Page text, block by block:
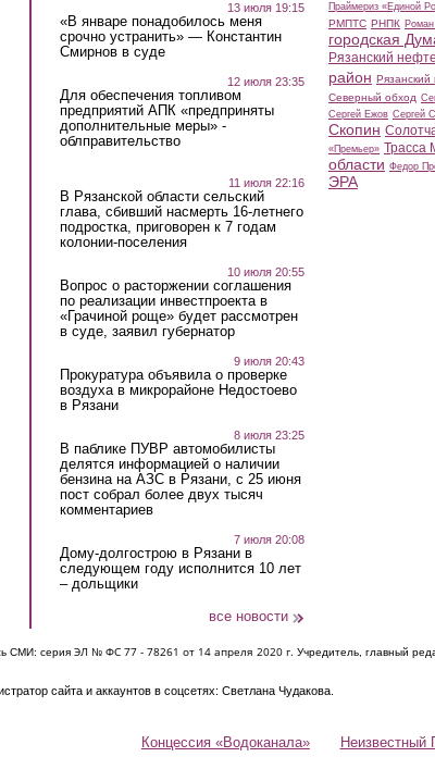
13 июля 19:15
«В январе понадобилось меня
срочно устранить» — Константин
Смирнов в суде
12 июля 23:35
Для обеспечения топливом
предприятий АПК «предприняты
дополнительные меры» -
облправительство
11 июля 22:16
В Рязанской области сельский
глава, сбивший насмерть 16-летнего
подростка, приговорен к 7 годам
колонии-поселения
10 июля 20:55
Вопрос о расторжении соглашения
по реализации инвестпроекта в
«Грачиной роще» будет рассмотрен
в суде, заявил губернатор
9 июля 20:43
Прокуратура объявила о проверке
воздуха в микрорайоне Недостоево
в Рязани
8 июля 23:25
В паблике ПУВР автомобилисты
делятся информацией о наличии
бензина на АЗС в Рязани, с 25 июня
пост собрал более двух тысяч
комментариев
7 июля 20:08
Дому-долгострою в Рязани в
следующем году исполнится 10 лет
– дольщики
все новости
Праймериз «Единой
РМПТС РНПК
городская
Рязанский
район Рязанский
Северный обход
Сергей Ежов Сергей
Скопин
«Премьер» Трасса
области Федор
ЭРА
СМИ: серия ЭЛ № ФС 77 - 78261 от 14 апреля 2020 г. Учредитель, главный
сайта и аккаунтов в соцсетях: Светлана Чудакова.
Концессия «Водоканала» Неизвестный